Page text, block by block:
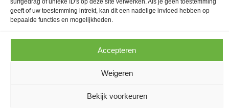
surfgedrag of unieke ID's op deze site verwerken. Als je geen toestemming
geeft of uw toestemming intrekt, kan dit een nadelige invloed hebben op
bepaalde functies en mogelijkheden.
Accepteren
Weigeren
Bekijk voorkeuren
n
k
e
d
s
t
a
g
Marketingstrategie
Contentcreatie